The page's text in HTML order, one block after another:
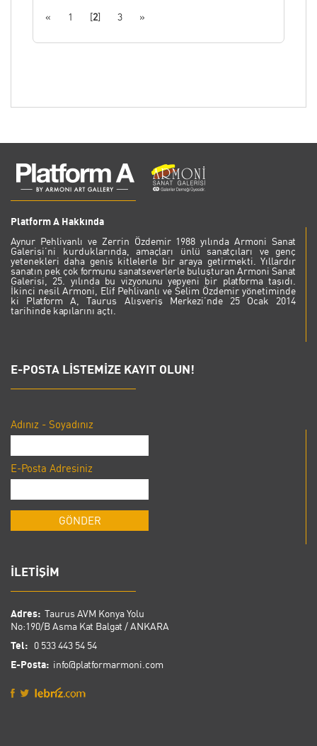
« 1 [2] 3 »
Platform A Hakkında
Aynur Pehlivanlı ve Zerrin Özdemir 1988 yılında Armoni Sanat
Galerisi’ni kurduklarında, amaçları ünlü sanatçıları ve genç
yetenekleri daha geniş kitlelerle bir araya getirmekti. Yıllardır
sanatın pek çok formunu sanatseverlerle buluşturan Armoni Sanat
Galerisi, 25. yılında bu vizyonunu yepyeni bir platforma taşıdı.
İkinci nesil Armoni, Elif Pehlivanlı ve Selim Özdemir yönetiminde
ki Platform A, Taurus Alışveriş Merkezi’nde 25 Ocak 2014
tarihinde kapılarını açtı.
E-POSTA LİSTEMİZE KAYIT OLUN!
Adınız - Soyadınız
E-Posta Adresiniz
İLETİŞİM
Adres: Taurus AVM Konya Yolu
No:190/B Asma Kat Balgat / ANKARA
Tel: 0 533 443 54 54
E-Posta: info@platformarmoni.com